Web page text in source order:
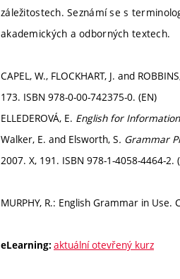
záležitostech. Seznámí se s
akademických a odborných textech.
CAPEL, W., FLOCKHART, J. and
173. ISBN 978-0-00-742375-0. (EN)
ELLEDEROVÁ, E. English for
Walker, E. and Elsworth, S. Grammar
2007. X, 191. ISBN 978-1-4058-4464-2.
MURPHY, R.: English Grammar in Use.
eLearning: aktuální otevřený kurz